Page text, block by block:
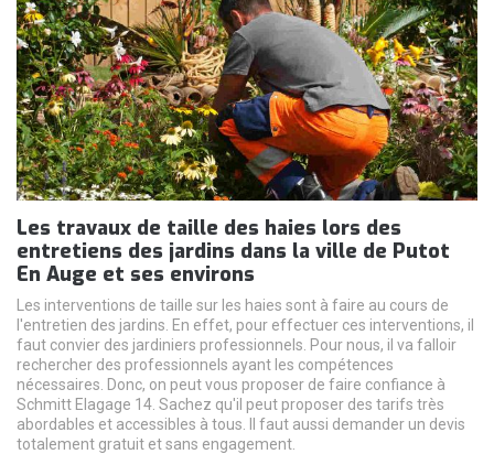
Les travaux de taille des haies lors des
entretiens des jardins dans la ville de Putot
En Auge et ses environs
Les interventions de taille sur les haies sont à faire au cours de
l'entretien des jardins. En effet, pour effectuer ces interventions, il
faut convier des jardiniers professionnels. Pour nous, il va falloir
rechercher des professionnels ayant les compétences
nécessaires. Donc, on peut vous proposer de faire confiance à
Schmitt Elagage 14. Sachez qu'il peut proposer des tarifs très
abordables et accessibles à tous. Il faut aussi demander un devis
totalement gratuit et sans engagement.